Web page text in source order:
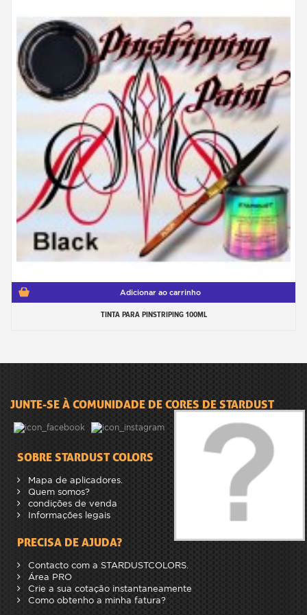
Adicionar ao carrinho
TINTA PARA PINSTRIPING 100ML
JUNTE-SE À COMUNIDADE DE CORES DE STARDUST
SOBRE STARDUST COLORS
Mapa de aplicadores.
Quem somos?
condições de venda
Informações legais
PRECISA DE AJUDA?
Contacto com a STARDUSTCOLORS.
Área PRO
Crie a sua cotação instantaneamente
Como obtenho a minha fatura?